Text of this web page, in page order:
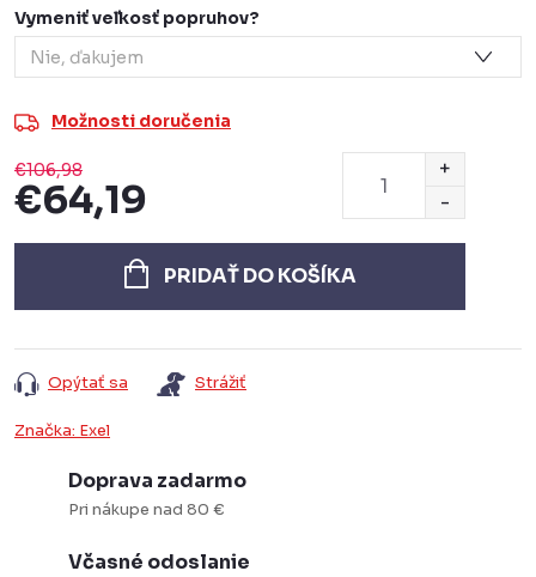
Vymeniť veľkosť popruhov?
Možnosti doručenia
€106,98
€64,19
cena:
PRIDAŤ DO KOŠÍKA
Opýtať sa Strážiť
Značka: Exel
Doprava zadarmo
Pri nákupe nad 80 €
Včasné odoslanie